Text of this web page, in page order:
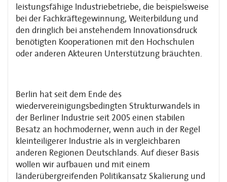
leistungsfähige Industriebetriebe, die beispielsweise
bei der Fachkräftegewinnung, Weiterbildung und
den dringlich bei an­stehendem Innovationsdruck
benötigten Kooperationen mit den Hochschulen
oder anderen Akteuren Unterstützung bräuchten.
Berlin hat seit dem Ende des
wiedervereinigungsbedingten Strukturwandels in
der Berliner Industrie seit 2005 einen stabilen
Besatz an hochmoderner, wenn auch in der Regel
kleinteiligerer Industrie als in vergleichbaren
anderen Regionen Deutschlands. Auf dieser Basis
wollen wir aufbauen und mit einem
länderübergreifenden Politikansatz Skalierung und